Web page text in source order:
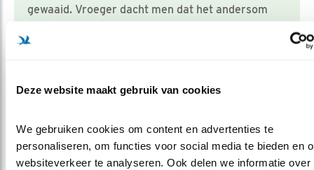
Deze website maakt gebruik van cookies
We gebruiken cookies om content en advertenties te
personaliseren, om functies voor social media te bieden en
websiteverkeer te analyseren. Ook delen we informatie over
gewaaid. Vroeger dacht men dat het andersom
tuininrichting
vogeltuin